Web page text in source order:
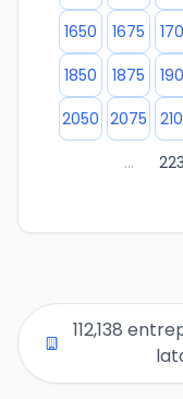
1650
1675
1850
1875
2050 2075
...
Page 3 des listes
Page 4 des listes
Page 5 des listes
112,138